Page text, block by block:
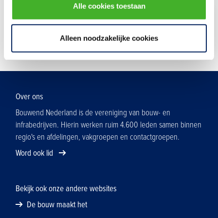
Alle cookies toestaan
Alleen noodzakelijke cookies
Techniek
Over ons
Bouwend Nederland is de vereniging van bouw- en
infrabedrijven. Hierin werken ruim 4.600 leden samen binnen
regio's en afdelingen, vakgroepen en contactgroepen.
Word ook lid
Bekijk ook onze andere websites
De bouw maakt het